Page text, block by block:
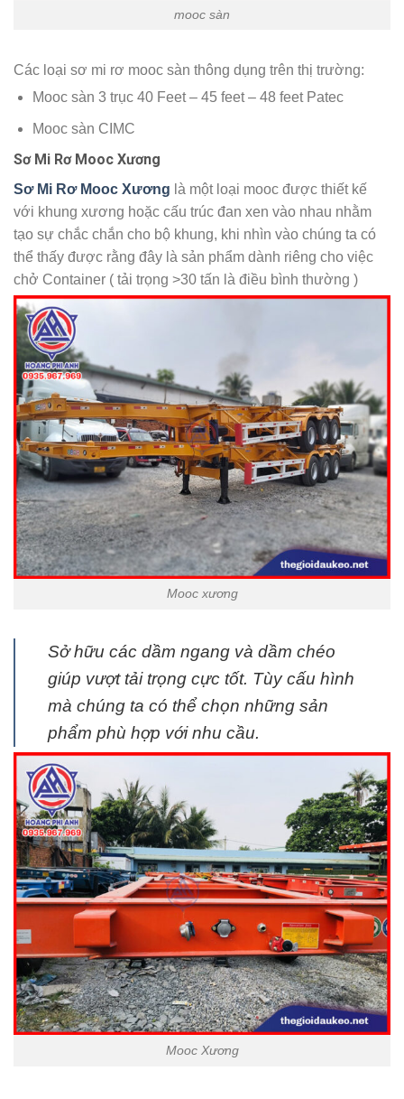
mooc sàn
Các loại sơ mi rơ mooc sàn thông dụng trên thị trường:
Mooc sàn 3 trục 40 Feet – 45 feet – 48 feet Patec
Mooc sàn CIMC
Sơ Mi Rơ Mooc Xương
Sơ Mi Rơ Mooc Xương là một loại mooc được thiết kế
với khung xương hoặc cấu trúc đan xen vào nhau nhằm
tạo sự chắc chắn cho bộ khung, khi nhìn vào chúng ta có
thể thấy được rằng đây là sản phẩm dành riêng cho việc
chở Container ( tải trọng >30 tấn là điều bình thường )
Mooc xương
Sở hữu các dầm ngang và dầm chéo
giúp vượt tải trọng cực tốt. Tùy cấu hình
mà chúng ta có thể chọn những sản
phẩm phù hợp với nhu cầu.
Mooc Xương